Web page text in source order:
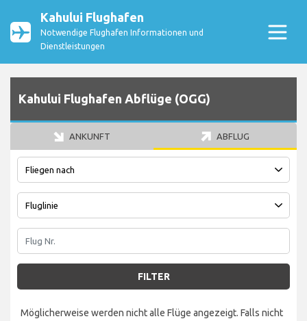
Kahului Flughafen
Notwendige Flughafen Informationen und
Dienstleistungen
Kahului Flughafen Abflüge (OGG)
ANKUNFT ABFLUG
FILTER
Möglicherweise werden nicht alle Flüge angezeigt. Falls nicht